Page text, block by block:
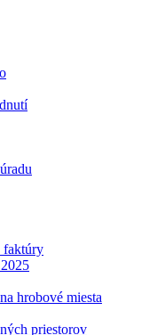
faktúry
hrobové miesta
priestorov